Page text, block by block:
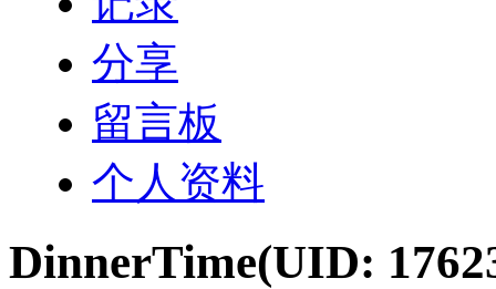
分享
留言板
个人资料
DinnerTime(UID: